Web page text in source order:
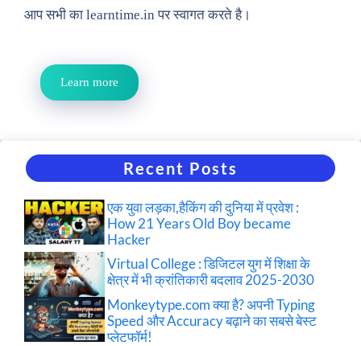
आप सभी का learntime.in पर स्वागत करते है।
Learn more
Recent Posts
एक युवा लड़का,हैकिंग की दुनिया में प्रवेश :
How 21 Years Old Boy became
Hacker
Virtual College : डिजिटल युग में शिक्षा के
क्षेत्र में भी क्रांतिकारी बदलाव 2025-2030
Monkeytype.com क्या है? अपनी Typing
Speed और Accuracy बढ़ाने का सबसे बेस्ट
प्लेटफॉर्म!